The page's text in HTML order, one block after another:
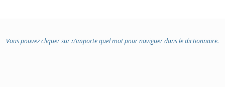
Vous pouvez cliquer sur n’importe quel mot pour naviguer dans le dictionnaire.